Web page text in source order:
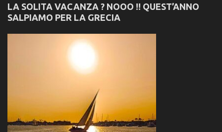
LA SOLITA VACANZA ? NOOO !! QUEST’ANNO
SALPIAMO PER LA GRECIA